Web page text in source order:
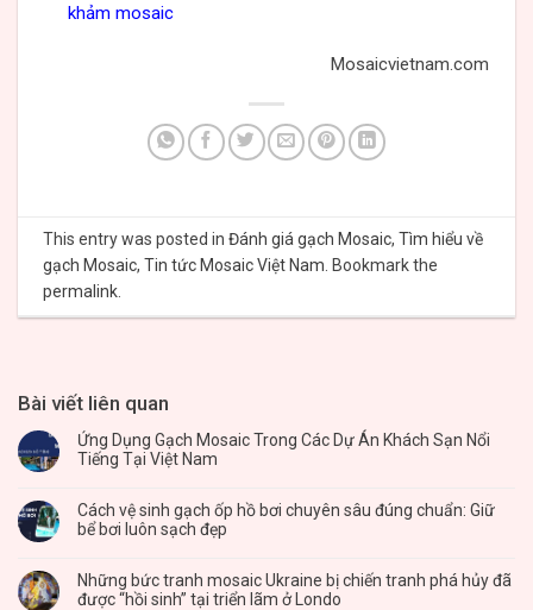
khảm mosaic
Mosaicvietnam.com
This entry was posted in Đánh giá gạch Mosaic, Tìm hiểu về
gạch Mosaic, Tin tức Mosaic Việt Nam . Bookmark the
permalink
Bài viết liên quan
Ứng Dụng Gạch Mosaic Trong Các Dự Án Khách Sạn Nổi
Tiếng Tại Việt Nam
Cách vệ sinh gạch ốp hồ bơi chuyên sâu đúng chuẩn: Giữ
bể bơi luôn sạch đẹp
Những bức tranh mosaic Ukraine bị chiến tranh phá hủy đã
được “hồi sinh” tại triển lãm ở Londo